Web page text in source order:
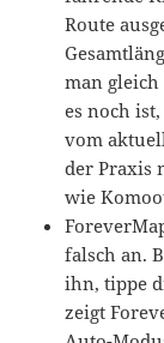
Route
man
es noch
vom
der Praxis
wie
falsch an.
ihn, tippe
zeigt